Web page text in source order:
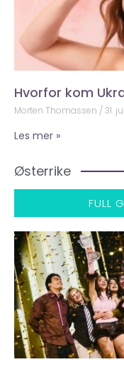
Hvorfor kom
Morten Thomassen 31.
Les mer »
Østerrike
FULL